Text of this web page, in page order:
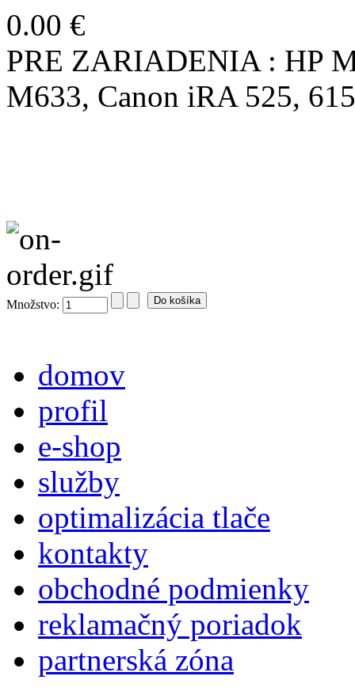
0.00 €
PRE ZARIADENIA : HP
M633, Canon iRA 525,
Množstvo:
domov
profil
e-shop
služby
optimalizácia tlače
kontakty
obchodné podmienky
reklamačný poriadok
partnerská zóna